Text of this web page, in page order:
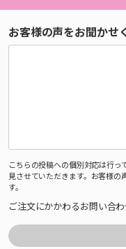
お客様の声をお聞かせ
こちらの投稿への個別対応は行
見させていただきます。お客様の
す。
ご注文にかかわるお問い合